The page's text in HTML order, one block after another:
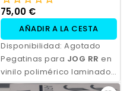
75,00 €
AÑADIR A LA CESTA
Disponibilidad: Agotado
Pegatinas para JOG RR en
vinilo polimérico laminado,
impresas con tinta